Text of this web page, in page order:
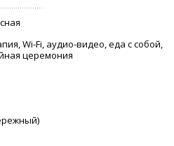
Wi-Fi, аудио-видео, еда с собой,
церемония